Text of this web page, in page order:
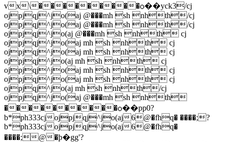
vx\���������ѻ��yck3/cj
ojpjqj^jo(aj @���mh sh nhth/cj
ojpjqj^jo(aj @���mh sh nhth/cj
ojpjqj^jo(aj @���mh sh nhth cj
ojpjqj^jo(aj mh sh nhth cj
ojpjqj^jo(aj mh sh nhth cj
ojpjqj^jo(aj mh sh nhth cj
ojpjqj^jo(aj mh sh nhth cj
ojpjqj^jo(aj mh sh nhth cj
ojpjqj^jo(aj mh sh nhth/cj
ojpjqj^jo(aj @���mh sh nhth
����������ѻ��pp0?
b*ph333cjojpjqj^jo(aj6@�fhq� ����;?
b*ph333cjojpjqj^jo(aj6@�fhq�
����; @�ϸ�gg'?